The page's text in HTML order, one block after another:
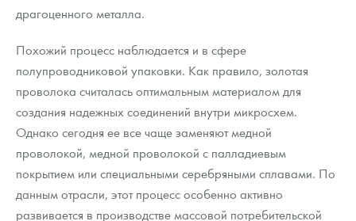
драгоценного металла.
Похожий процесс наблюдается и в сфере
полупроводниковой упаковки. Как правило, золотая
проволока считалась оптимальным материалом для
создания надежных соединений внутри микросхем.
Однако сегодня ее все чаще заменяют медной
проволокой, медной проволокой с палладиевым
покрытием или специальными серебряными сплавами. По
данным отрасли, этот процесс особенно активно
развивается в производстве массовой потребительской